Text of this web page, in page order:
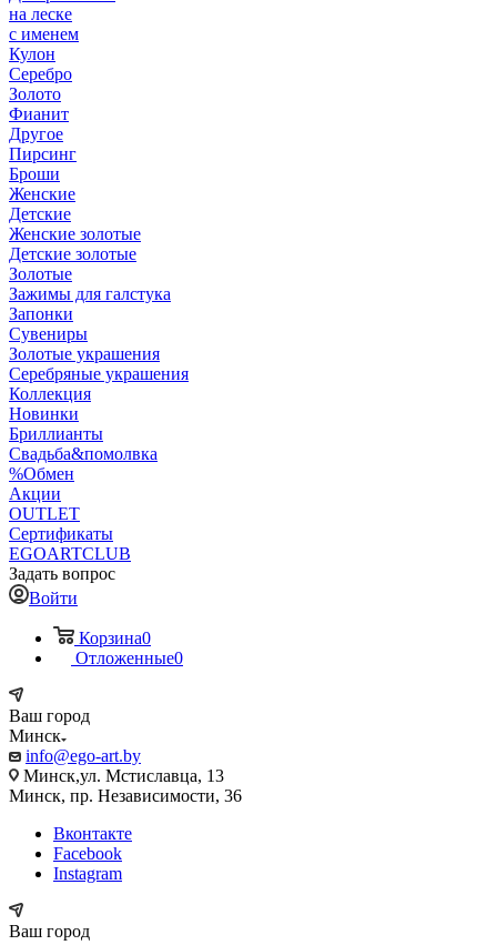
на леске
с именем
Кулон
Серебро
Золото
Фианит
Другое
Пирсинг
Броши
Женские
Детские
Женские золотые
Детские золотые
Золотые
Зажимы для галстука
Запонки
Сувениры
Золотые украшения
Серебряные украшения
Коллекция
Новинки
Бриллианты
Свадьба&помолвка
%Обмен
Акции
OUTLET
Сертификаты
EGOARTCLUB
Задать вопрос
Войти
Корзина0
Отложенные0
Ваш город
Минск
info@ego-art.by
Минск,ул. Мстиславца, 13
Минск, пр. Независимости, 36
Вконтакте
Facebook
Instagram
Ваш город